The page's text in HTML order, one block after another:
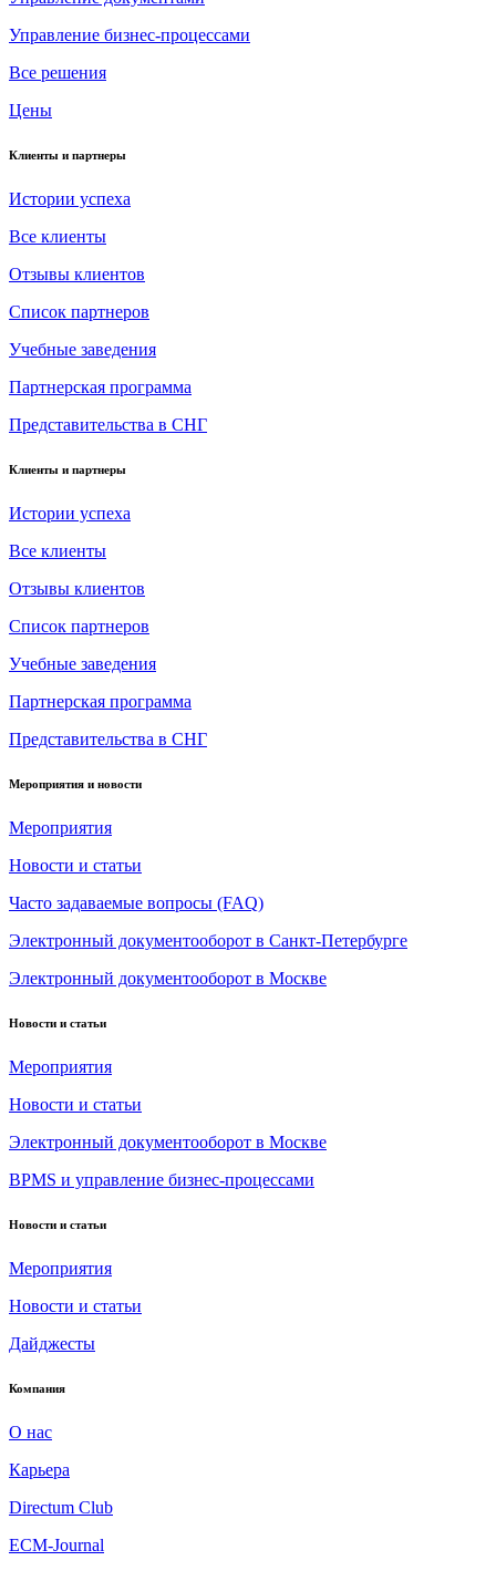
Управление бизнес-процессами
Все решения
Цены
Клиенты и партнеры
Истории успеха
Все клиенты
Отзывы клиентов
Список партнеров
Учебные заведения
Партнерская программа
Представительства в СНГ
Клиенты и партнеры
Истории успеха
Все клиенты
Отзывы клиентов
Список партнеров
Учебные заведения
Партнерская программа
Представительства в СНГ
Мероприятия и новости
Мероприятия
Новости и статьи
Часто задаваемые вопросы (FAQ)
Электронный документооборот в Санкт-Петербурге
Электронный документооборот в Москве
Новости и статьи
Мероприятия
Новости и статьи
Электронный документооборот в Москве
BPMS и управление бизнес-процессами
Новости и статьи
Мероприятия
Новости и статьи
Дайджесты
Компания
О нас
Карьера
Directum Club
ECM-Journal